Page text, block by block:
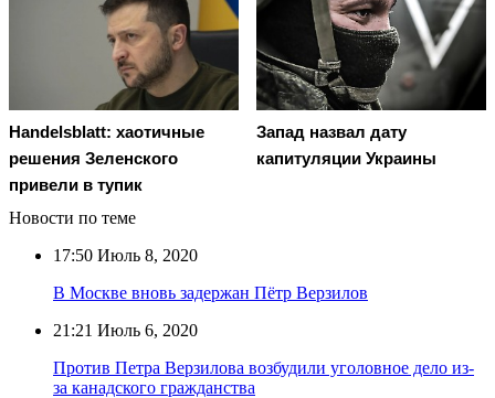
Handelsblatt: хаотичные
решения Зеленского
привели в тупик
Запад назвал дату
капитуляции Украины
Новости по теме
17:50 Июль 8, 2020
В Москве вновь задержан Пётр Верзилов
21:21 Июль 6, 2020
Против Петра Верзилова возбудили уголовное дело из-
за канадского гражданства